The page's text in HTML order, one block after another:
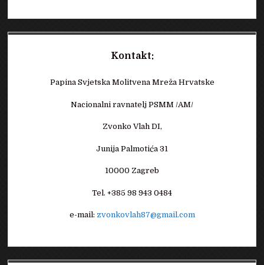
Kontakt:
Papina Svjetska Molitvena Mreža Hrvatske
Nacionalni ravnatelj PSMM /AM/
Zvonko Vlah DI,
Junija Palmotića 31
10000 Zagreb
Tel. +385 98 943 0484
e-mail: zvonkovlah87@gmail.com